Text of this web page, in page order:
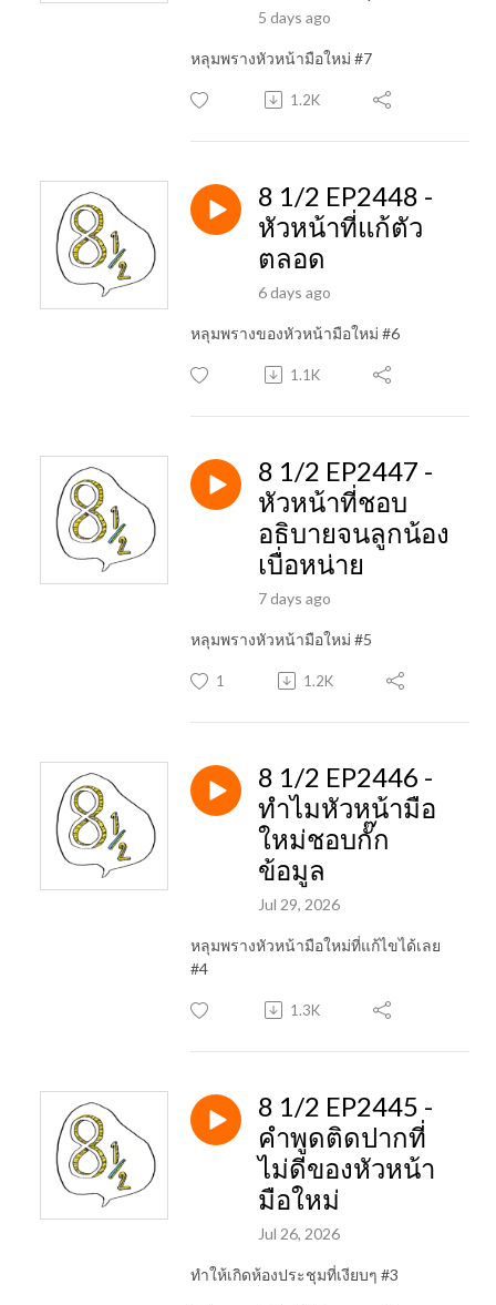
5 days ago
หลุมพรางหัวหน้ามือใหม่ #7
1.2K
8 1/2 EP2448 -
หัวหน้าที่แก้ตัว
ตลอด
6 days ago
หลุมพรางของหัวหน้ามือใหม่ #6
1.1K
8 1/2 EP2447 -
หัวหน้าที่ชอบ
อธิบายจนลูกน้อง
เบื่อหน่าย
7 days ago
หลุมพรางหัวหน้ามือใหม่ #5
1 1.2K
8 1/2 EP2446 -
ทำไมหัวหน้ามือ
ใหม่ชอบกั๊ก
ข้อมูล
Jul 29, 2026
หลุมพรางหัวหน้ามือใหม่ที่แก้ไขได้เลย
#4
1.3K
8 1/2 EP2445 -
คำพูดติดปากที่
ไม่ดีของหัวหน้า
มือใหม่
Jul 26, 2026
ทำให้เกิดห้องประชุมที่เงียบๆ #3